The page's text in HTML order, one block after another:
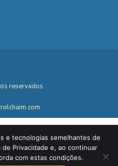
reservados
e tecnologias semelhantes de
Privacidade e, ao continuar
com estas condições.